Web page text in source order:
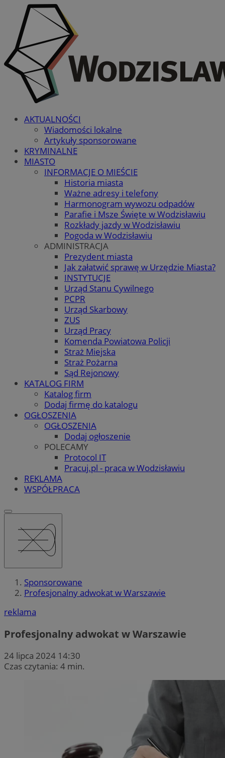
AKTUALNOŚCI
Wiadomości lokalne
Artykuły sponsorowane
KRYMINALNE
MIASTO
INFORMACJE O MIEŚCIE
Historia miasta
Ważne adresy i telefony
Harmonogram wywozu odpadów
Parafie i Msze Święte w Wodzisławiu
Rozkłady jazdy w Wodzisławiu
Pogoda w Wodzisławiu
ADMINISTRACJA
Prezydent miasta
Jak załatwić sprawę w Urzędzie Miasta?
INSTYTUCJE
Urząd Stanu Cywilnego
PCPR
Urząd Skarbowy
ZUS
Urząd Pracy
Komenda Powiatowa Policji
Straż Miejska
Straż Pożarna
Sąd Rejonowy
KATALOG FIRM
Katalog firm
Dodaj firmę do katalogu
OGŁOSZENIA
OGŁOSZENIA
Dodaj ogłoszenie
POLECAMY
Protocol IT
Pracuj.pl - praca w Wodzisławiu
REKLAMA
WSPÓŁPRACA
Sponsorowane
Profesjonalny adwokat w Warszawie
reklama
Profesjonalny adwokat w Warszawie
24 lipca 2024 14:30
Czas czytania: 4 min.